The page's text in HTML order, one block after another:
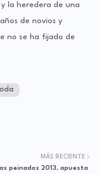
la heredera de una
de novios y
no se ha fijado de
MÁS RECIENTE
peinados 2013, apuesta